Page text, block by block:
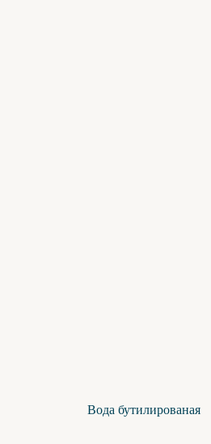
Вода бутилированая